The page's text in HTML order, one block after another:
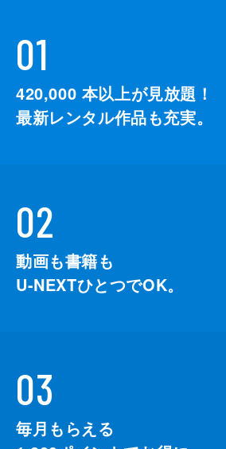
01
420,000 本以上が見放題！
最新レンタル作品も充実。
02
動画も書籍も
U-NEXTひとつでOK。
03
毎月もらえる